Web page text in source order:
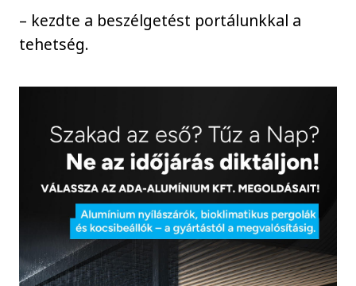
– kezdte a beszélgetést portálunkkal a
tehetség.